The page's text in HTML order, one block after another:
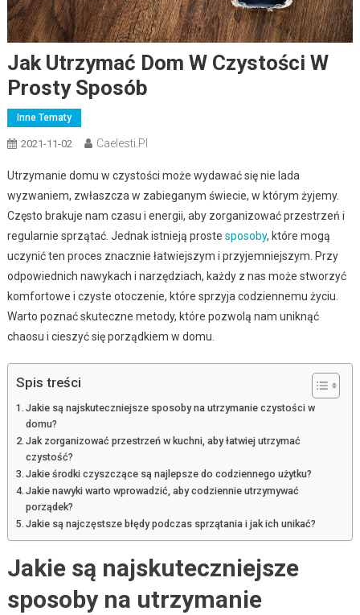
Jak Utrzymać Dom W Czystości W
Prosty Sposób
Inne Tematy
2021-11-02 Caelesti.pl
Utrzymanie domu w czystości może wydawać się nie lada
wyzwaniem, zwłaszcza w zabieganym świecie, w którym żyjemy.
Często brakuje nam czasu i energii, aby zorganizować przestrzeń i
regularnie sprzątać. Jednak istnieją proste sposoby, które mogą
uczynić ten proces znacznie łatwiejszym i przyjemniejszym. Przy
odpowiednich nawykach i narzędziach, każdy z nas może stworzyć
komfortowe i czyste otoczenie, które sprzyja codziennemu życiu.
Warto poznać skuteczne metody, które pozwolą nam uniknąć
chaosu i cieszyć się porządkiem w domu.
Spis treści
Jakie są najskuteczniejsze sposoby na utrzymanie czystości w
domu?
Jak zorganizować przestrzeń w kuchni, aby łatwiej utrzymać
czystość?
Jakie środki czyszczące są najlepsze do codziennego użytku?
Jakie nawyki warto wprowadzić, aby codziennie utrzymywać
porządek?
Jakie są najczęstsze błędy podczas sprzątania i jak ich unikać?
Jakie są najskuteczniejsze
sposoby na utrzymanie